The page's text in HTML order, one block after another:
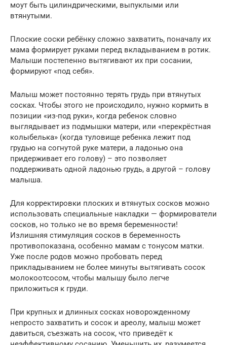
моут быть цилиндрическими, выпуклыми или
втянутыми.
Плоские соски ребёнку сложно захватить, поначалу их
мама формирует руками перед вкладыванием в ротик.
Малыши постепенно вытягивают их при сосании,
формируют «под себя».
Малыш может постоянно терять грудь при втянутых
сосках. Чтобы этого не происходило, нужно кормить в
позиции «из-под руки», когда ребенок словно
выглядывает из подмышки матери, или «перекрёстная
колыбелька» (когда туловище ребенка лежит под
грудью на согнутой руке матери, а ладонью она
придерживает его голову) – это позволяет
поддерживать одной ладонью грудь, а другой – голову
малыша.
Для корректировки плоских и втянутых сосков можно
использовать специальные накладки — формирователи
сосков, но только не во время беременности!
Излишняя стимуляция сосков в беременность
противопоказана, особенно мамам с тонусом матки.
Уже после родов можно пробовать перед
прикладыванием не более минуты вытягивать сосок
молокоотсосом, чтобы малышу было легче
приложиться к груди.
При крупных и длинных сосках новорожденному
непросто захватить и сосок и ареолу, малыш может
давиться, съезжать на сосок, что приведёт к